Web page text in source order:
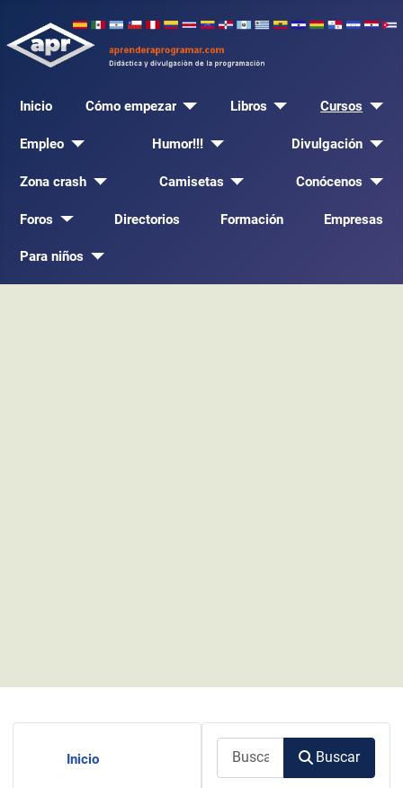
Inicio Cómo empezar Libros Cursos
Empleo Humor!!! Divulgación
Zona crash Camisetas Conócenos
Foros Directorios Formación Empresas
Para niños
Inicio Buscar